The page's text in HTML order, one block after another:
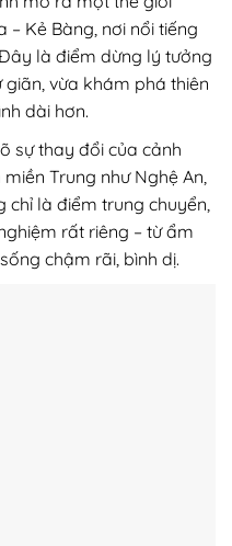
Kẻ Bàng, nơi nổi tiếng
là điểm dừng lý tưởng
vừa khám phá thiên
dài hơn.
sự thay đổi của cảnh
Trung như Nghệ An,
là điểm trung chuyển,
rất riêng – từ ẩm
chậm rãi, bình dị.